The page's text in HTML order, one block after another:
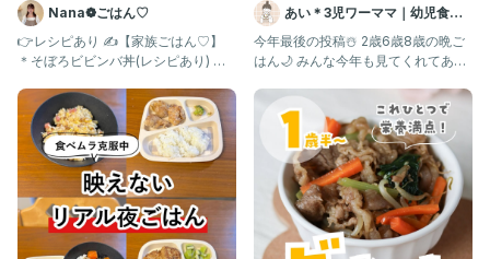
Nana❁ごはん♡
👉レシピあり ✍️【家族ごはん♡】
＊そぼろビビンバ丼(レシピあり) ＊
あい＊3児ワーママ｜幼児食｜
コープ
今年最後の投稿☃️ 2歳6歳8歳の晩ご
はん🌙 みんな今年も見てくれてあり